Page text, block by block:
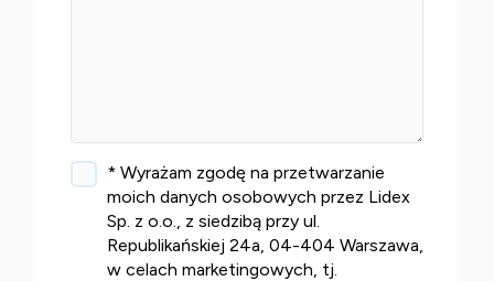
* Wyrażam zgodę na przetwarzanie
moich danych osobowych przez Lidex
Sp. z o.o., z siedzibą przy ul.
Republikańskiej 24a, 04-404 Warszawa,
w celach marketingowych, tj.